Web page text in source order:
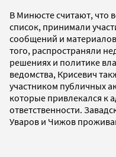
В Минюсте считают, что
список, принимали
сообщений и
того, распространяли
решениях и политике
ведомства, Крисевич
участником публичных
которые привлекался к
ответственности.
Уваров и Чижов